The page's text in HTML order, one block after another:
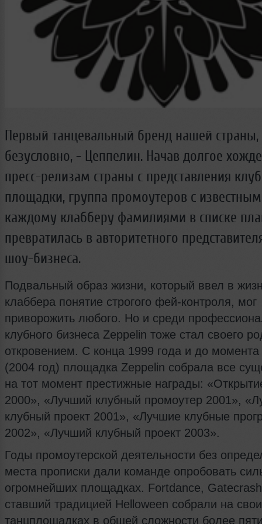
Первый танцевальный бренд нашей страны,
безусловно, - Цеппелин. Начав долгое
пресс-релизам страны с представления
площадки, группа промоутеров с
каждому клабберу фамилиями в списке
превратилась в авторитетного
шоу-бизнеса.
Подвальный образ жизни, который ввел в
клаббера понятие строгого фей-контроля, мог
приворожить любого. Но и среди
клубного бизнеса Zeppelin тоже стал своего
откровением. С конца 1999 года и до момента
(2004 год) площадка Zeppelin собрала все
на тот момент престижные награды:
2000», «Лучший клубный промоутер 2001»,
клубный проект 2001», «Лучшие клубные
2002», «Лучший клубный проект 2003».
Годы промоутерской деятельности без
места прописки дали команде опробовать
огромнейших площадках. Fortdance,
ставший традицией Helloween собрали на
танцплощадках в общей сложности более